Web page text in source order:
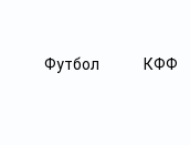
Футбол КФФ